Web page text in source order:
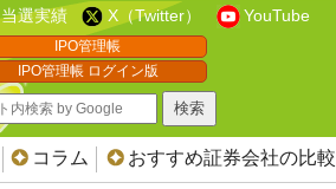
当選実績 X（Twitter） YouTube
IPO管理帳
IPO管理帳 ログイン版
コラム おすすめ証券会社の比較